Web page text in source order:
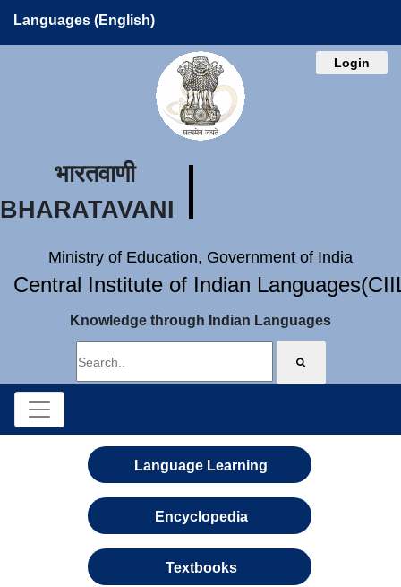
Languages (English)
Login
भारतवाणी
BHARATAVANI
Ministry of Education, Government of India
Central Institute of Indian
Knowledge through Indian Languages
Language Learning
Encyclopedia
Textbooks